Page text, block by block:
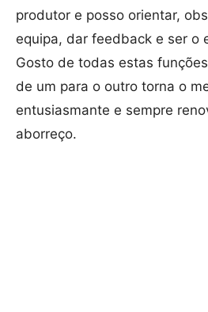
produtor e posso orientar,
equipa, dar feedback e ser o
Gosto de todas estas
de um para o outro torna o
entusiasmante e sempre
aborreço.